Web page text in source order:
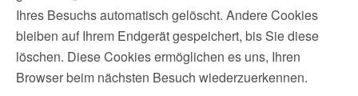
Ihres Besuchs automatisch gelöscht. Andere Cookies
bleiben auf Ihrem Endgerät gespeichert, bis Sie diese
löschen. Diese Cookies ermöglichen es uns, Ihren
Browser beim nächsten Besuch wiederzuerkennen.